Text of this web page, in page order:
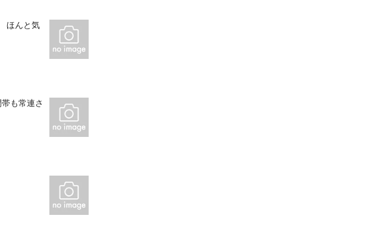
ほんと気
も常連さ